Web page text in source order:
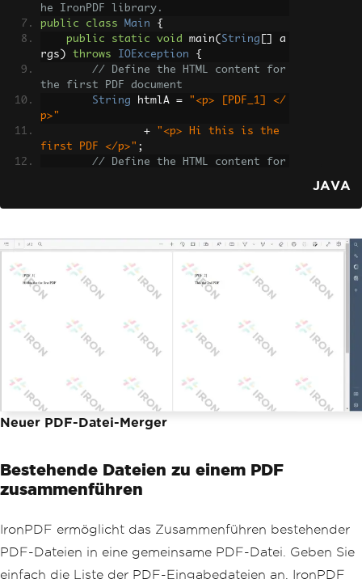
he IronPDF library.
public
class Main
{
public
static void main( String
a
rgs ) throws IOException
{
// Define the HTML content for
the first PDF document
String htmlA =
"<p> [PDF_1] </
p>"
+
"<p> Hi this is the
first PDF </p>" ;
// Define the HTML content for
p>"
PDF </p>";
// Render the HTML content to
create two separate PDF documents
PdfDocument
PdfDocumen
PdfDocument
pdfB
PdfDocumen
t
renderHtmlAsPdf(htmlB
);
into one
PdfDocument
merged
PdfDocume
nt
merge(pdfA pdfB
        merged
.saveAs(Paths.get(
"asset
s/merged.pdf"));
JAVA
Neuer PDF-Datei-Merger
Bestehende Dateien zu einem PDF
zusammenführen
IronPDF ermöglicht das Zusammenführen bestehender
PDF-Dateien in eine gemeinsame PDF-Datei. Geben Sie
einfach die Liste der PDF-Eingabedateien an. IronPDF